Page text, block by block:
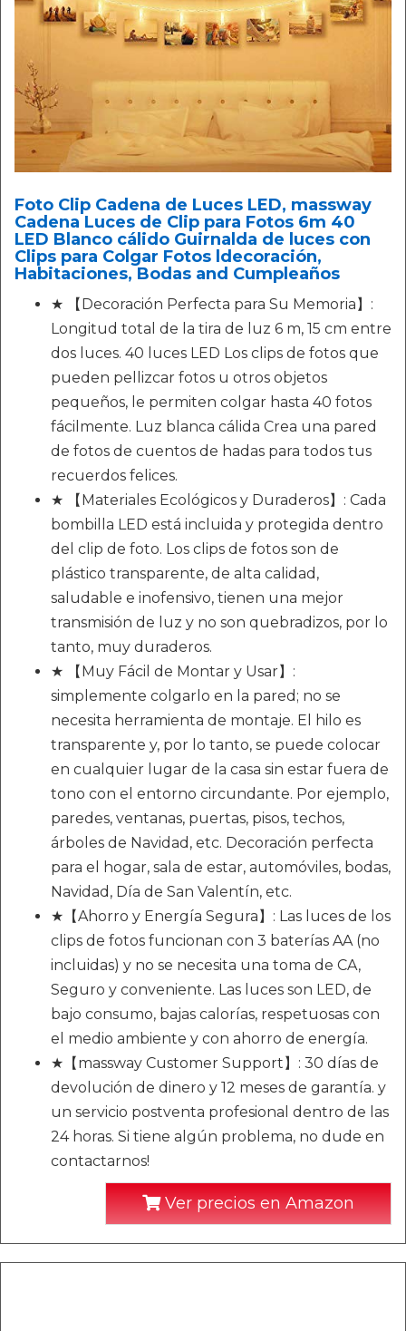
Foto Clip Cadena de Luces LED, massway
Cadena Luces de Clip para Fotos 6m 40
LED Blanco cálido Guirnalda de luces con
Clips para Colgar Fotos ldecoración,
Habitaciones, Bodas and Cumpleaños
★ 【Decoración Perfecta para Su Memoria】:
Longitud total de la tira de luz 6 m, 15 cm entre
dos luces. 40 luces LED Los clips de fotos que
pueden pellizcar fotos u otros objetos
pequeños, le permiten colgar hasta 40 fotos
fácilmente. Luz blanca cálida Crea una pared
de fotos de cuentos de hadas para todos tus
recuerdos felices.
★ 【Materiales Ecológicos y Duraderos】: Cada
bombilla LED está incluida y protegida dentro
del clip de foto. Los clips de fotos son de
plástico transparente, de alta calidad,
saludable e inofensivo, tienen una mejor
transmisión de luz y no son quebradizos, por lo
tanto, muy duraderos.
★ 【Muy Fácil de Montar y Usar】:
simplemente colgarlo en la pared; no se
necesita herramienta de montaje. El hilo es
transparente y, por lo tanto, se puede colocar
en cualquier lugar de la casa sin estar fuera de
tono con el entorno circundante. Por ejemplo,
paredes, ventanas, puertas, pisos, techos,
árboles de Navidad, etc. Decoración perfecta
para el hogar, sala de estar, automóviles, bodas,
Navidad, Día de San Valentín, etc.
★【Ahorro y Energía Segura】: Las luces de los
clips de fotos funcionan con 3 baterías AA (no
incluidas) y no se necesita una toma de CA,
Seguro y conveniente. Las luces son LED, de
bajo consumo, bajas calorías, respetuosas con
el medio ambiente y con ahorro de energía.
★【massway Customer Support】: 30 días de
devolución de dinero y 12 meses de garantía. y
un servicio postventa profesional dentro de las
24 horas. Si tiene algún problema, no dude en
contactarnos!
Ver precios en Amazon